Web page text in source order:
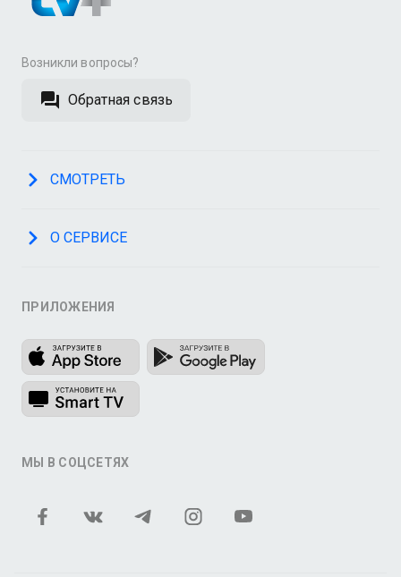
Возникли вопросы?
Обратная связь
СМОТРЕТЬ
О СЕРВИСЕ
ПРИЛОЖЕНИЯ
МЫ В СОЦСЕТЯХ